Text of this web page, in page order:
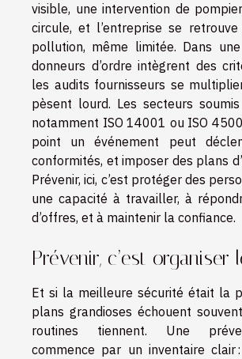
visible, une intervention de
circule, et l’entreprise se
pollution, même limitée. Dans
donneurs d’ordre intègrent des
les audits fournisseurs se
pèsent lourd. Les secteurs
notamment ISO 14001 ou ISO
point un événement peut
conformités, et imposer des plans
Prévenir, ici, c’est protéger des
une capacité à travailler, à
d’offres, et à maintenir la confiance.
Prévenir, c’est organiser
Et si la meilleure sécurité était la
plans grandioses échouent
routines tiennent. Une
commence par un inventaire clair